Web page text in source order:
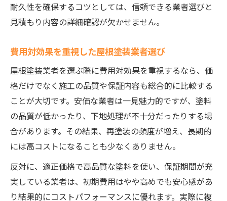
耐久性を確保するコツとしては、信頼できる業者選びと
見積もり内容の詳細確認が欠かせません。
費用対効果を重視した屋根塗装業者選び
屋根塗装業者を選ぶ際に費用対効果を重視するなら、価
格だけでなく施工の品質や保証内容も総合的に比較する
ことが大切です。安価な業者は一見魅力的ですが、塗料
の品質が低かったり、下地処理が不十分だったりする場
合があります。その結果、再塗装の頻度が増え、長期的
には高コストになることも少なくありません。
反対に、適正価格で高品質な塗料を使い、保証期間が充
実している業者は、初期費用はやや高めでも安心感があ
り結果的にコストパフォーマンスに優れます。実際に複